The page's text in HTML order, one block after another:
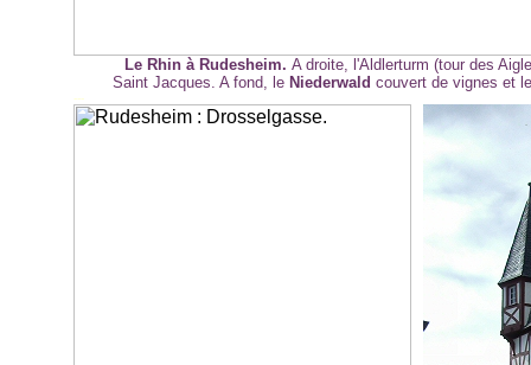
Le Rhin à Rudesheim. A droite, l'Aldlerturm (tour des
Saint Jacques. A fond, le Niederwald couvert de vignes et
---